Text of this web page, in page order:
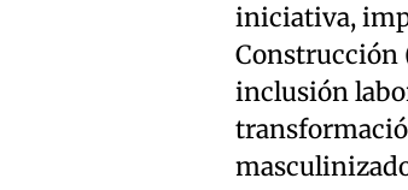
iniciativa,
Construcción
inclusión